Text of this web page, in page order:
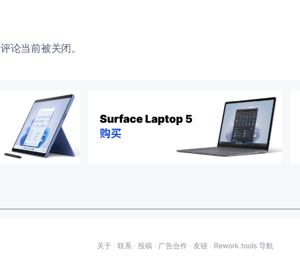
评论当前被关闭。
关于 · 联系 · 投稿 · 广告合作 · 友链 · Rework.tools 导航